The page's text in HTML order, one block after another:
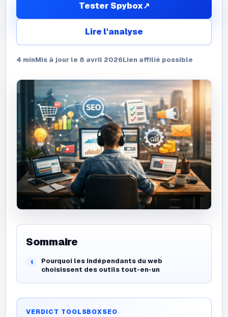
Tester Spybox↗
Lire l'analyse
4 minMis à jour le 8 avril 2026Lien affilié possible
Sommaire
Pourquoi les indépendants du web
choisissent des outils tout-en-un
VERDICT TOOLSBOXSEO